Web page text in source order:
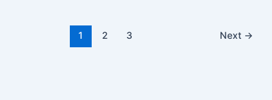
1 2 3 Next →